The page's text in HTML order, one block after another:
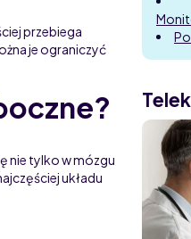
przebiega
je ograniczyć
nie tylko w mózgu
układu